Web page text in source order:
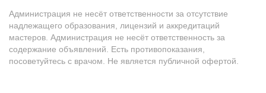
Администрация не несёт ответственности за отсутствие
надлежащего образования, лицензий и аккредитаций
мастеров. Администрация не несёт ответственность за
содержание объявлений. Есть противопоказания,
посоветуйтесь с врачом. Не является публичной офертой.